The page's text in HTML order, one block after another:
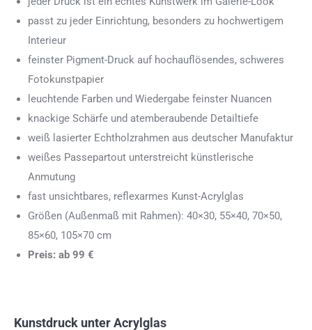
passt zu jeder Einrichtung, besonders zu hochwertigem
Interieur
feinster Pigment-Druck auf hochauflösendes, schweres
Fotokunstpapier
leuchtende Farben und Wiedergabe feinster Nuancen
knackige Schärfe und atemberaubende Detailtiefe
weiß lasierter Echtholzrahmen aus deutscher Manufaktur
weißes Passepartout unterstreicht künstlerische
Anmutung
fast unsichtbares, reflexarmes Kunst-Acrylglas
Größen (Außenmaß mit Rahmen): 40×30, 55×40, 70×50,
85×60, 105×70 cm
Preis: ab 99 €
Kunstdruck unter Acrylglas